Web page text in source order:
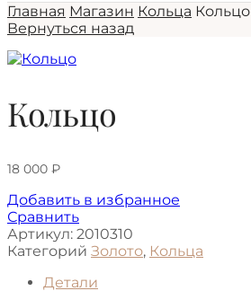
Главная Магазин Кольца Кольцо
Вернуться назад
Кольцо
18 000 ₽
Добавить в избранное
Сравнить
Артикул: 2010310
Категорий Золото, Кольца
Детали